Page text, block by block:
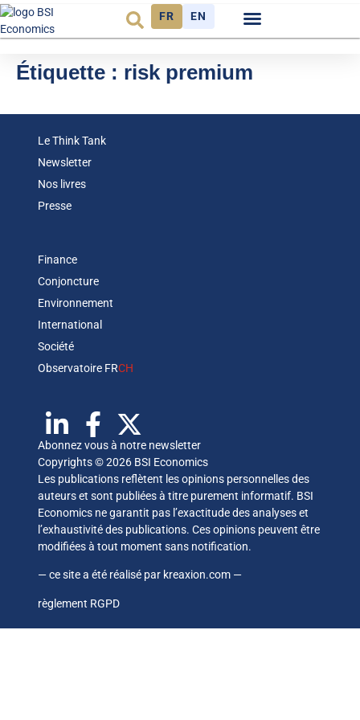
FR EN
Étiquette : risk premium
Le Think Tank
Newsletter
Nos livres
Presse
Finance
Conjoncture
Environnement
International
Société
Observatoire FRCH
Abonnez vous à notre newsletter
Copyrights © 2026 BSI Economics
Les publications reflètent les opinions personnelles des
auteurs et sont publiées à titre purement informatif. BSI
Economics ne garantit pas l’exactitude des analyses et
l’exhaustivité des publications. Ces opinions peuvent être
modifiées à tout moment sans notification.
— ce site a été réalisé par kreaxion.com —
règlement RGPD